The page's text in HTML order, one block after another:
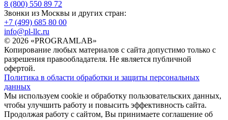
8 (800) 550 89 72
Звонки из Москвы и других стран:
+7 (499) 685 80 00
info@pl-llc.ru
© 2026 «PROGRAMLAB»
Копирование любых материалов с сайта допустимо только с
разрешения правообладателя. Не является публичной
офертой.
Политика в области обработки и защиты персональных
данных
Мы используем cookie и обработку пользовательских данных,
чтобы улучшить работу и повысить эффективность сайта.
Продолжая работу с сайтом, Вы принимаете соглашение об